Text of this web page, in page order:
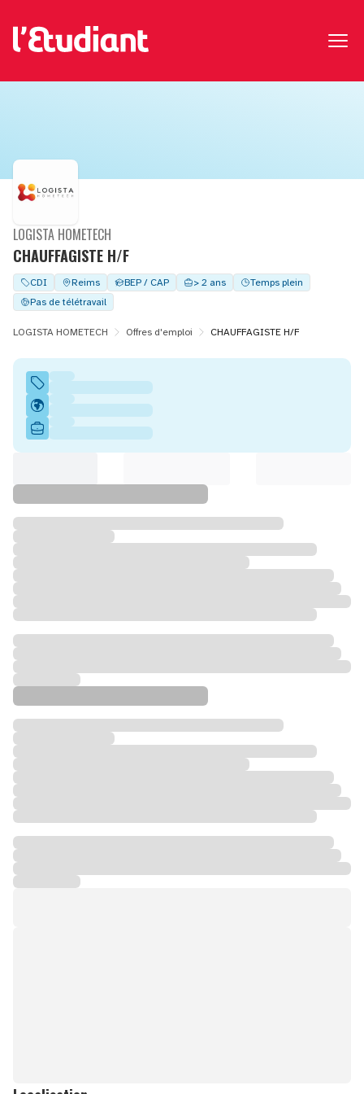
CHAUFFAGISTE H/F
LOGISTA HOMETECH
CDI Reims BEP / CAP > 2 ans
Temps plein
Pas de télétravail
LOGISTA HOMETECH Offres d'emploi CHAUFFAGISTE H/F